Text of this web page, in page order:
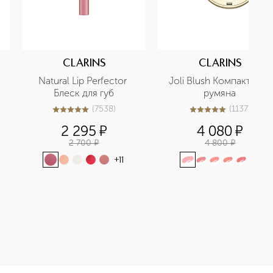
CLARINS
Natural Lip Perfector
Блеск для губ
5из 57538 (7538)
2 295 ¤
2 700 ¤
+11
CLARINS
Joli Blush Компактные
румяна
5из 51137 (1137
4 080¤
4 800 ¤